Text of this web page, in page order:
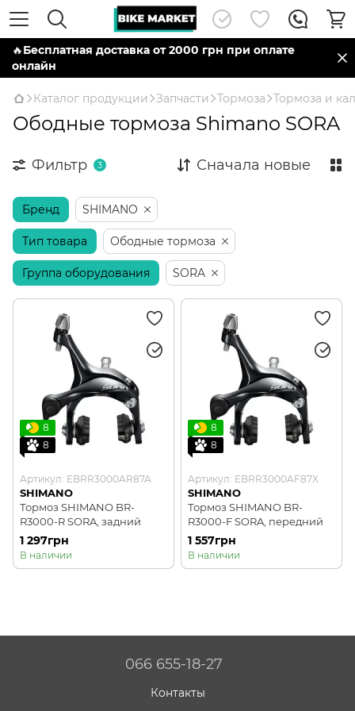
🔥Бесплатная доставка от 2000 грн при оплате
онлайн
Каталог продукции Запчасти Тормоза Тормоза и
Ободные тормоза Shimano SORA
Фильтр 3 Сначала новые
Бренд SHIMANO
Тип товара Ободные тормоза
Группа оборудования SORA
8
8
Артикул: EBRR3000AR87A
SHIMANO
Тормоз SHIMANO BR-
R3000-R SORA, задний
1 297грн
В наличии
8
8
Артикул: EBRR3000AF87X
SHIMANO
Тормоз SHIMANO BR-
R3000-F SORA, передний
1 557грн
В наличии
066 655-18-27
Контакты